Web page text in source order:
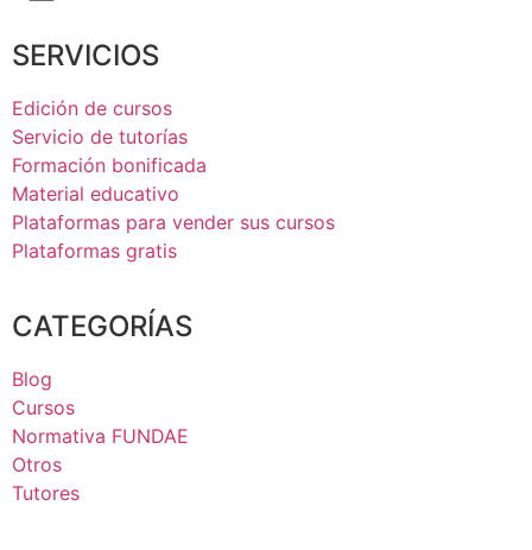
SERVICIOS
Edición de cursos
Servicio de tutorías
Formación bonificada
Material educativo
Plataformas para vender sus cursos
Plataformas gratis
CATEGORÍAS
Blog
Cursos
Normativa FUNDAE
Otros
Tutores